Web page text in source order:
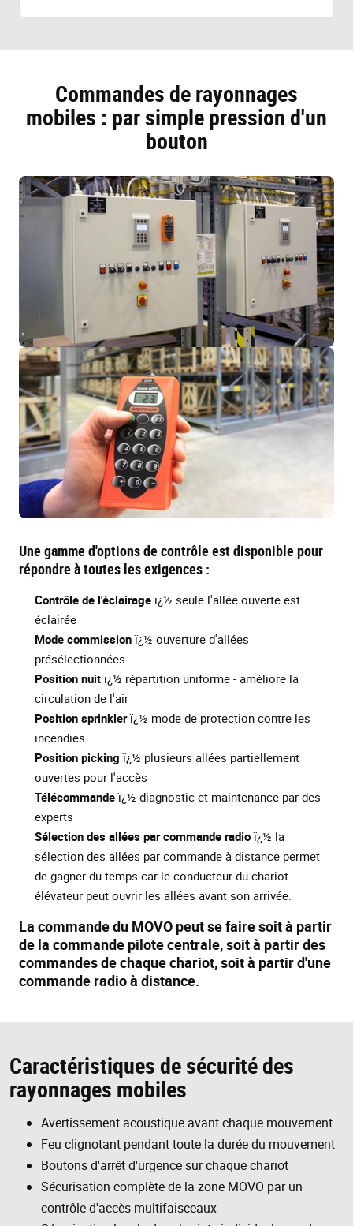
Commandes de rayonnages
mobiles : par simple pression d'un
bouton
Une gamme d'options de contrôle est disponible pour
répondre à toutes les exigences :
Contrôle de l'éclairageï¿½ seule l'allée ouverte est
éclairée
Mode commissionï¿½ ouverture d'allées
présélectionnées
Position nuitï¿½ répartition uniforme - améliore la
circulation de l'air
Position sprinklerï¿½ mode de protection contre les
incendies
Position pickingï¿½ plusieurs allées partiellement
ouvertes pour l'accès
Télécommandeï¿½ diagnostic et maintenance par des
experts
Sélection des allées par commande radioï¿½ la
sélection des allées par commande à distance permet
de gagner du temps car le conducteur du chariot
élévateur peut ouvrir les allées avant son arrivée.
La commande du MOVO peut se faire soit à partir
de la commande pilote centrale, soit à partir des
commandes de chaque chariot, soit à partir d'une
commande radio à distance.
Caractéristiques de sécurité des
rayonnages mobiles
Avertissement acoustique avant chaque mouvement
Feu clignotant pendant toute la durée du mouvement
Boutons d'arrêt d'urgence sur chaque chariot
Sécurisation complète de la zone MOVO par un
contrôle d'accès multifaisceaux